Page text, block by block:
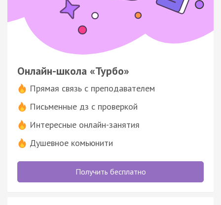
Онлайн-школа «Турбо»
Прямая связь с преподавателем
Письменные дз с проверкой
Интересные онлайн-занятия
Душевное комьюнити
Получить бесплатно